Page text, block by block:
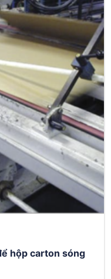
hộp carton sóng